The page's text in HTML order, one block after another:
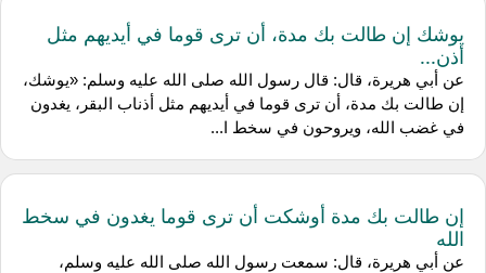
يوشك إن طالت بك مدة، أن ترى قوما في أيديهم مثل
أذن...
عن أبي هريرة، قال: قال رسول الله صلى الله عليه وسلم: «يوشك،
إن طالت بك مدة، أن ترى قوما في أيديهم مثل أذناب البقر، يغدون
في غضب الله، ويروحون في سخط ا...
إن طالت بك مدة أوشكت أن ترى قوما يغدون في سخط
الله
عن أبي هريرة، قال: سمعت رسول الله صلى الله عليه وسلم،